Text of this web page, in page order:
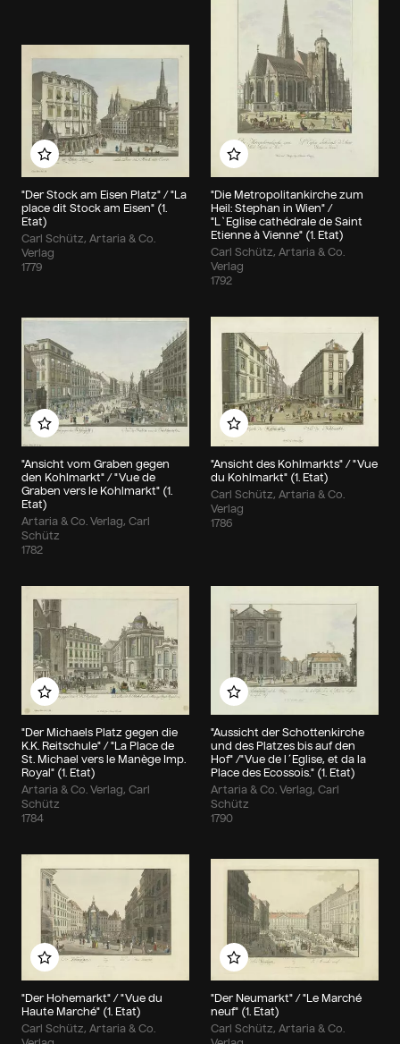
"Der Stock am Eisen Platz" / "La
place dit Stock am Eisen" (1.
Etat)
Carl Schütz, Artaria & Co.
Verlag
1779
Zu meinem Album hinzufügen
"Die Metropolitankirche zum
Heil: Stephan in Wien" /
"L`Eglise cathédrale de Saint
Etienne à Vienne" (1. Etat)
Carl Schütz, Artaria & Co.
Verlag
1792
Zu meinem Album
"Ansicht vom Graben gegen
den Kohlmarkt" / "Vue de
Graben vers le Kohlmarkt" (1.
Etat)
Artaria & Co. Verlag, Carl
Schütz
1782
Zu meinem Album hinzufügen
"Ansicht des Kohlmarkts" / "Vue
du Kohlmarkt" (1. Etat)
Carl Schütz, Artaria & Co.
Verlag
1786
Zu meinem Album
"Der Michaels Platz gegen die
K.K. Reitschule" / "La Place de
St. Michael vers le Manège Imp.
Royal" (1. Etat)
Artaria & Co. Verlag, Carl
Schütz
1784
Zu meinem Album hinzufügen
"Aussicht der Schottenkirche
und des Platzes bis auf den
Hof" /"Vue de l´Eglise, et da la
Place des Ecossois." (1. Etat)
Artaria & Co. Verlag, Carl
Schütz
1790
Zu meinem Album
"Der Hohemarkt" / "Vue du
Haute Marché" (1. Etat)
Carl Schütz, Artaria & Co.
Zu meinem Album hinzufügen
"Der Neumarkt" / "Le Marché
neuf" (1. Etat)
Carl Schütz, Artaria & Co.
Zu meinem Album